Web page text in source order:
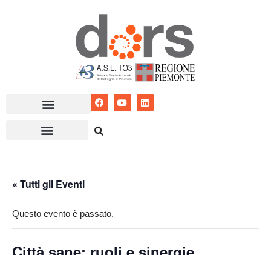
« Tutti gli Eventi
Questo evento è passato.